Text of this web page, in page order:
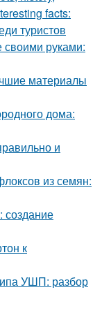
facts:
туристов
своими руками:
материалы
дома:
и
из семян:
создание
к
УШП: разбор